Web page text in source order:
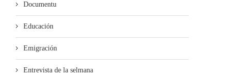
Documentu
Educación
Emigración
Entrevista de la selmana